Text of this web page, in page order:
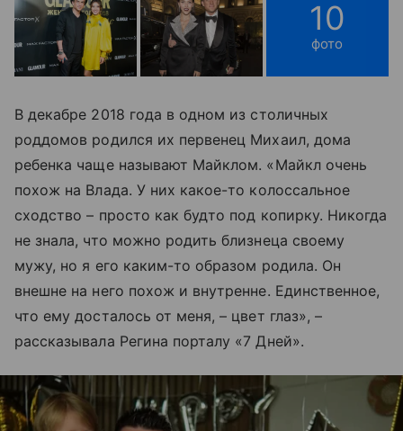
10
фото
В декабре 2018 года в одном из столичных
роддомов родился их первенец Михаил, дома
ребенка чаще называют Майклом. «Майкл очень
похож на Влада. У них какое-то колоссальное
сходство – просто как будто под копирку. Никогда
не знала, что можно родить близнеца своему
мужу, но я его каким-то образом родила. Он
внешне на него похож и внутренне. Единственное,
что ему досталось от меня, – цвет глаз», –
рассказывала Регина порталу «7 Дней».